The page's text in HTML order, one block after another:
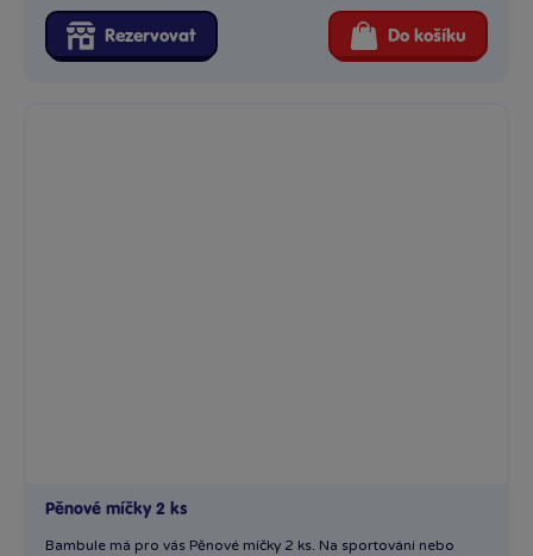
Rezervovat Do košíku
Pěnové míčky 2 ks
Bambule má pro vás Pěnové míčky 2 ks. Na sportování nebo